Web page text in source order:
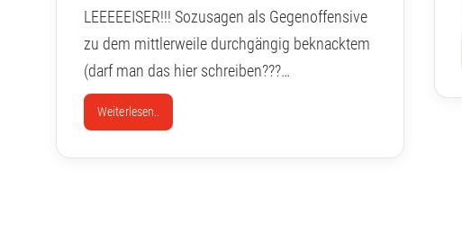
LEEEEEISER!!! Sozusagen als Gegenoffensive
zu dem mittlerweile durchgängig beknacktem
(darf man das hier schreiben???…
Weiterlesen..